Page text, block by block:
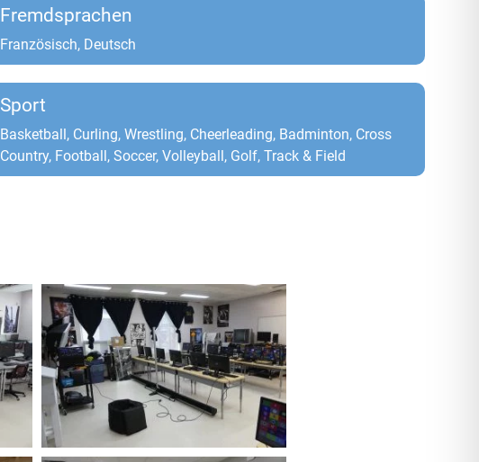
Fremdsprachen
Französisch, Deutsch
Sport
Basketball, Curling, Wrestling, Cheerleading, Badminton, Cross
Country, Football, Soccer, Volleyball, Golf, Track & Field